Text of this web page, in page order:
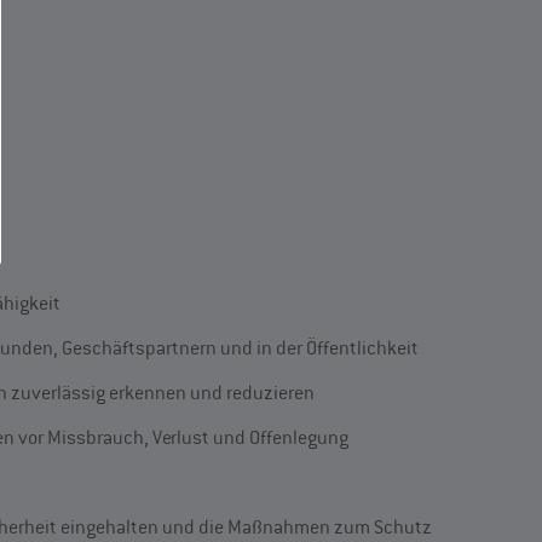
Geschäftspartnern und in der Öffentlichkeit
zuverlässig erkennen und reduzieren
vor Missbrauch, Verlust und Offenlegung
eingehalten und die Maßnahmen zum Schutz